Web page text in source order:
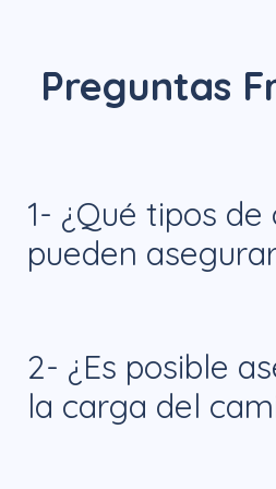
Preguntas
1- ¿Qué tipos
pueden
tractocamiones,
camiones de 3.5
2- ¿Es posible
la carga del